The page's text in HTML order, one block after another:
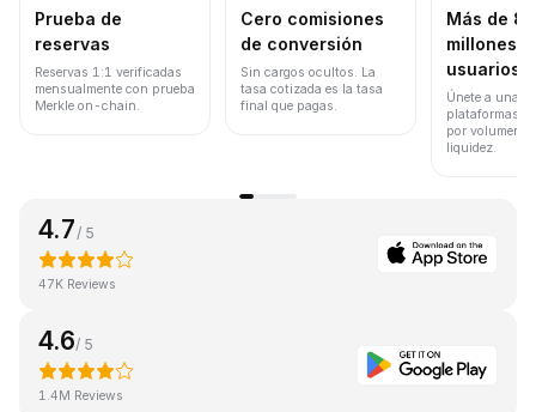
Prueba de
reservas
Reservas 1:1 verificadas
mensualmente con prueba
Merkle on-chain.
Cero comisiones
de conversión
Sin cargos ocultos. La
tasa cotizada es la tasa
final que pagas.
Más de 86
millones
usuarios
Únete a una
plataformas
por volumen
liquidez.
4.7 / 5
47K Reviews
4.6/ 5
1.4M Reviews